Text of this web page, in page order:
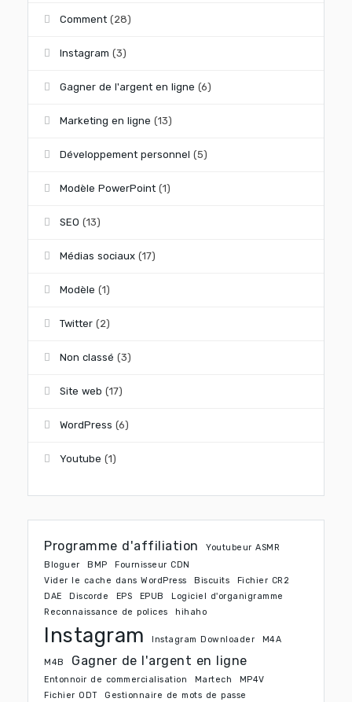
Comment (28)
Instagram (3)
Gagner de l'argent en ligne (6)
Marketing en ligne (13)
Développement personnel (5)
Modèle PowerPoint (1)
SEO (13)
Médias sociaux (17)
Modèle (1)
Twitter (2)
Non classé (3)
Site web (17)
WordPress (6)
Youtube (1)
Programme d'affiliation
Youtubeur ASMR
Bloguer
BMP
Fournisseur CDN
Vider le cache dans WordPress
Biscuits
Fichier CR2
DAE
Discorde EPS EPUB
Logiciel d'organigramme
Reconnaissance de polices
hihaho
Instagram Instagram Downloader M4A
M4B Gagner de l'argent en ligne
Entonnoir de commercialisation Martech
MP4V
Fichier ODT
Gestionnaire de mots de passe